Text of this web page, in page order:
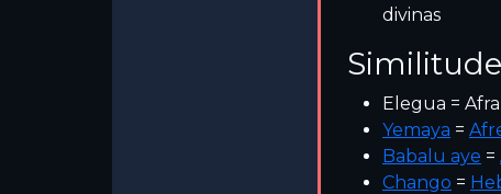
divinas
Elegua = Afra
Yemaya =
Babalu aye =
Chango =